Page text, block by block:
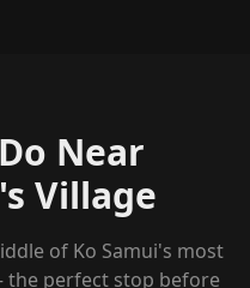
Near
Village
of Ko Samui's most
perfect stop before